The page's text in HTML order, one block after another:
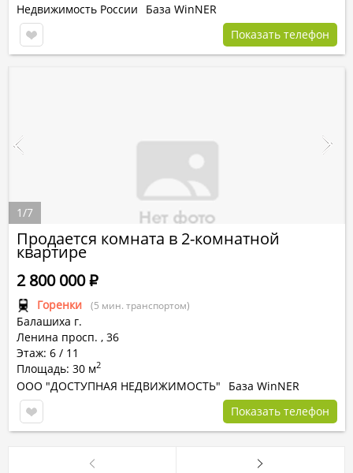
Недвижимость России
База WinNER
Показать телефон
Продается комната в 2-комнатной
квартире
Горенки (5 мин. транспортом)
Балашиха г.
Ленина просп. , 36
Этаж: 6 / 11
Площадь: 30 м2
2 800 000Р
ООО "ДОСТУПНАЯ НЕДВИЖИМОСТЬ"
База WinNER
Показать телефон
1/7